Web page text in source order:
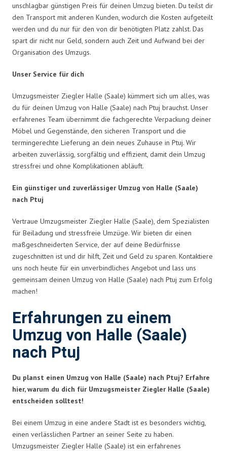
unschlagbar günstigen Preis für deinen Umzug bieten. Du teilst dir
den Transport mit anderen Kunden, wodurch die Kosten aufgeteilt
werden und du nur für den von dir benötigten Platz zahlst. Das
spart dir nicht nur Geld, sondern auch Zeit und Aufwand bei der
Organisation des Umzugs.
Unser Service für dich
Umzugsmeister Ziegler Halle (Saale) kümmert sich um alles, was
du für deinen Umzug von Halle (Saale) nach Ptuj brauchst. Unser
erfahrenes Team übernimmt die fachgerechte Verpackung deiner
Möbel und Gegenstände, den sicheren Transport und die
termingerechte Lieferung an dein neues Zuhause in Ptuj. Wir
arbeiten zuverlässig, sorgfältig und effizient, damit dein Umzug
stressfrei und ohne Komplikationen abläuft.
Ein günstiger und zuverlässiger Umzug von Halle (Saale)
nach Ptuj
Vertraue Umzugsmeister Ziegler Halle (Saale), dem Spezialisten
für Beiladung und stressfreie Umzüge. Wir bieten dir einen
maßgeschneiderten Service, der auf deine Bedürfnisse
zugeschnitten ist und dir hilft, Zeit und Geld zu sparen. Kontaktiere
uns noch heute für ein unverbindliches Angebot und lass uns
gemeinsam deinen Umzug von Halle (Saale) nach Ptuj zum Erfolg
machen!
Erfahrungen zu einem
Umzug von Halle (Saale)
nach Ptuj
Du planst einen Umzug von Halle (Saale) nach Ptuj? Erfahre
hier, warum du dich für Umzugsmeister Ziegler Halle (Saale)
entscheiden solltest!
Bei einem Umzug in eine andere Stadt ist es besonders wichtig,
einen verlässlichen Partner an seiner Seite zu haben.
Umzugsmeister Ziegler Halle (Saale) ist ein erfahrenes